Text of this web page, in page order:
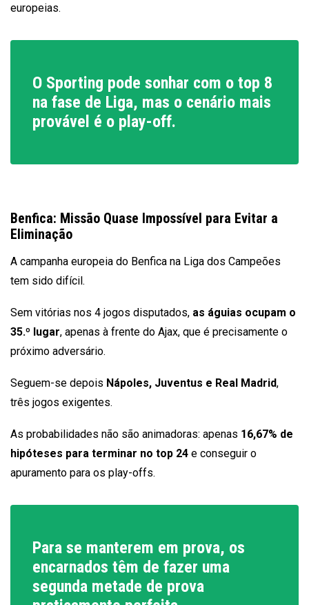
europeias.
O Sporting pode sonhar com o top 8
na fase de Liga, mas o cenário mais
provável é o play-off.
Benfica: Missão Quase Impossível para Evitar a
Eliminação
A campanha europeia do Benfica na Liga dos Campeões
tem sido difícil.
Sem vitórias nos 4 jogos disputados, as águias ocupam o
35.º lugar, apenas à frente do Ajax, que é precisamente o
próximo adversário.
Seguem-se depois Nápoles, Juventus e Real Madrid,
três jogos exigentes.
As probabilidades não são animadoras: apenas 16,67% de
hipóteses para terminar no top 24 e conseguir o
apuramento para os play-offs.
Para se manterem em prova, os
encarnados têm de fazer uma
segunda metade de prova